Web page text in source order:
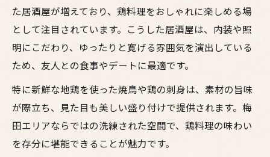
た居酒屋が増えており、鶏料理をおしゃれに楽しめる場
として注目されています。こうした居酒屋は、内装や照
明にこだわり、ゆったりと寛げる雰囲気を演出している
ため、友人との食事やデートに最適です。
特に新鮮な地鶏を使った焼鳥や鶏の刺身は、素材の旨味
が際立ち、見た目も美しい盛り付けで提供されます。梅
田エリアならではの洗練された空間で、鶏料理の味わい
を存分に堪能できることが魅力です。